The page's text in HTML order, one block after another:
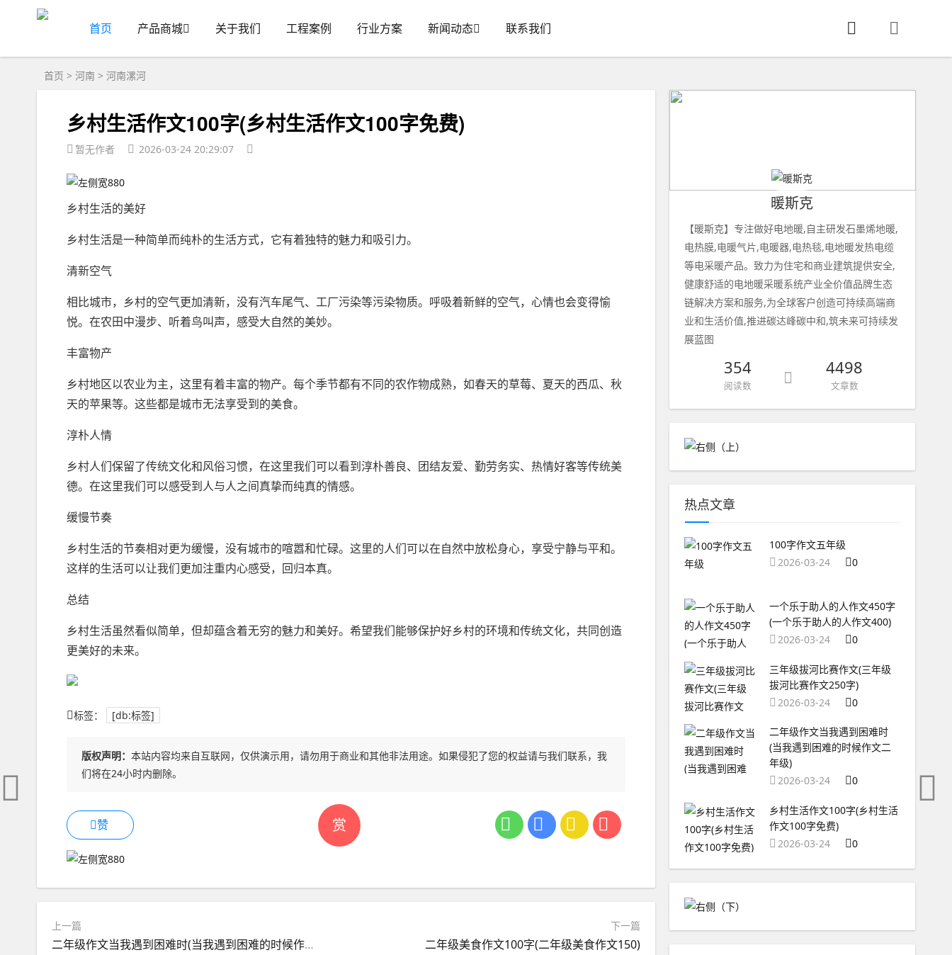
首页 产品商城 关于我们 工程案例 行业方案 新闻动态 联系我们
首页 > 河南 > 河南漯河
乡村生活作文100字(乡村生活作文100字免费)
暂无作者 2026-03-24 20:29:07
乡村生活的美好
乡村生活是一种简单而纯朴的生活方式，它有着独特的魅力和吸引力。
清新空气
相比城市，乡村的空气更加清新，没有汽车尾气、工厂污染等污染物质。呼吸着新鲜的空气，心情也会变得愉
悦。在农田中漫步、听着鸟叫声，感受大自然的美妙。
丰富物产
乡村地区以农业为主，这里有着丰富的物产。每个季节都有不同的农作物成熟，如春天的草莓、夏天的西瓜、秋
天的苹果等。这些都是城市无法享受到的美食。
淳朴人情
乡村人们保留了传统文化和风俗习惯，在这里我们可以看到淳朴善良、团结友爱、勤劳务实、热情好客等传统美
德。在这里我们可以感受到人与人之间真挚而纯真的情感。
缓慢节奏
乡村生活的节奏相对更为缓慢，没有城市的喧嚣和忙碌。这里的人们可以在自然中放松身心，享受宁静与平和。
这样的生活可以让我们更加注重内心感受，回归本真。
总结
乡村生活虽然看似简单，但却蕴含着无穷的魅力和美好。希望我们能够保护好乡村的环境和传统文化，共同创造
更美好的未来。
标签： [db:标签]
赏
版权声明： 本站内容均来自互联网，仅供演示用，请勿用于商业和其他非法用途。如果侵犯了您的权益请与我们联系，我
们将在24小时内删除。
赞
上一篇
二年级作文当我遇到困难时(当我遇到困难的时候作文二年级)
下一篇
二年级美食作文100字(二年级美食作文150)
暖斯克
【暖斯克】专注做好电地暖,自主研发石墨烯地暖,
电热膜,电暖气片,电暖器,电热毯,电地暖发热电缆
等电采暖产品。致力为住宅和商业建筑提供安全,
健康舒适的电地暖采暖系统产业全价值品牌生态
链解决方案和服务,为全球客户创造可持续高端商
业和生活价值,推进碳达峰碳中和,筑未来可持续发
展蓝图
354
阅读数
4498
文章数
热点文章
100字作文五年级
2026-03-24
0
一个乐于助人的人作文450字
(一个乐于助人的人作文400)
2026-03-24
0
三年级拔河比赛作文(三年级
拔河比赛作文250字)
2026-03-24
0
二年级作文当我遇到困难时
(当我遇到困难的时候作文二
年级)
2026-03-24
0
乡村生活作文100字(乡村生活
作文100字免费)
2026-03-24
0